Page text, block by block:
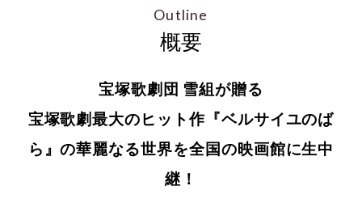
Outline
概要
宝塚歌劇団 雪組が贈る
宝塚歌劇最大のヒット作『ベルサイユのば
ら』の華麗なる世界を全国の映画館に生中
継！